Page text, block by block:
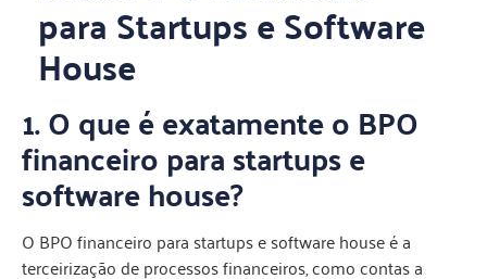
para Startups e Software
House
1. O que é exatamente o BPO
financeiro para startups e
software house?
O BPO financeiro para startups e software house é a
terceirização de processos financeiros, como contas a